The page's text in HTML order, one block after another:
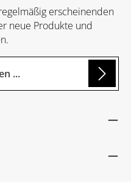
erscheinenden
neue Produkte und
Felder sind